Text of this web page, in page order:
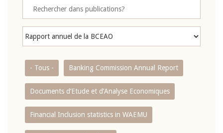
- Tous - Banking Commission Annual Report
Documents d’Etude et d’Analyse Economiques
Financial Inclusion statistics in WAEMU